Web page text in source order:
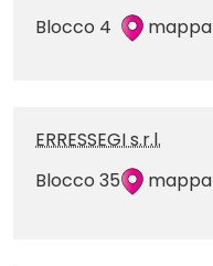
Blocco 4
mappa
ERRESSEGI s.r.l.
Blocco 35
mappa